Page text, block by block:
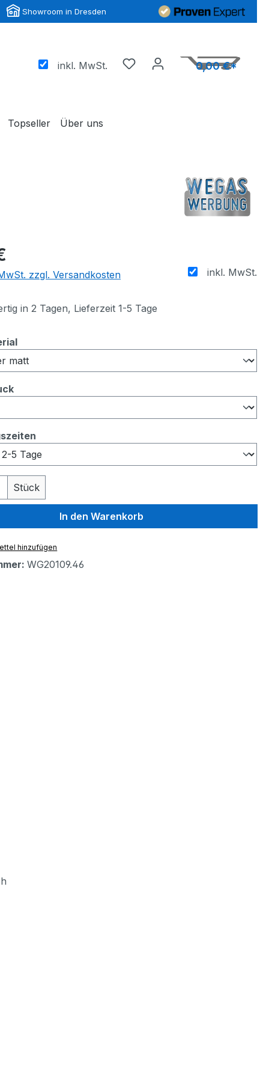
Showroom in Dresden
inkl. MwSt. 0,00 €*
Topseller Über uns
inkl. MwSt.
zzgl. Versandkosten
in 2 Tagen, Lieferzeit 1-5 Tage
auswählen
auswählen
Gib den gewünschten Wert
Stück
In den Warenkorb
hinzufügen
WG20109.46